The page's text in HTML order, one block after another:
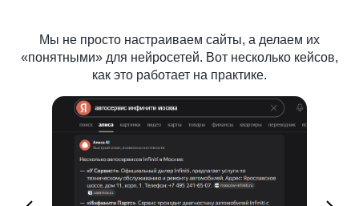
Мы не просто настраиваем сайты, а делаем их
«понятными» для нейросетей. Вот несколько кейсов,
как это работает на практике.